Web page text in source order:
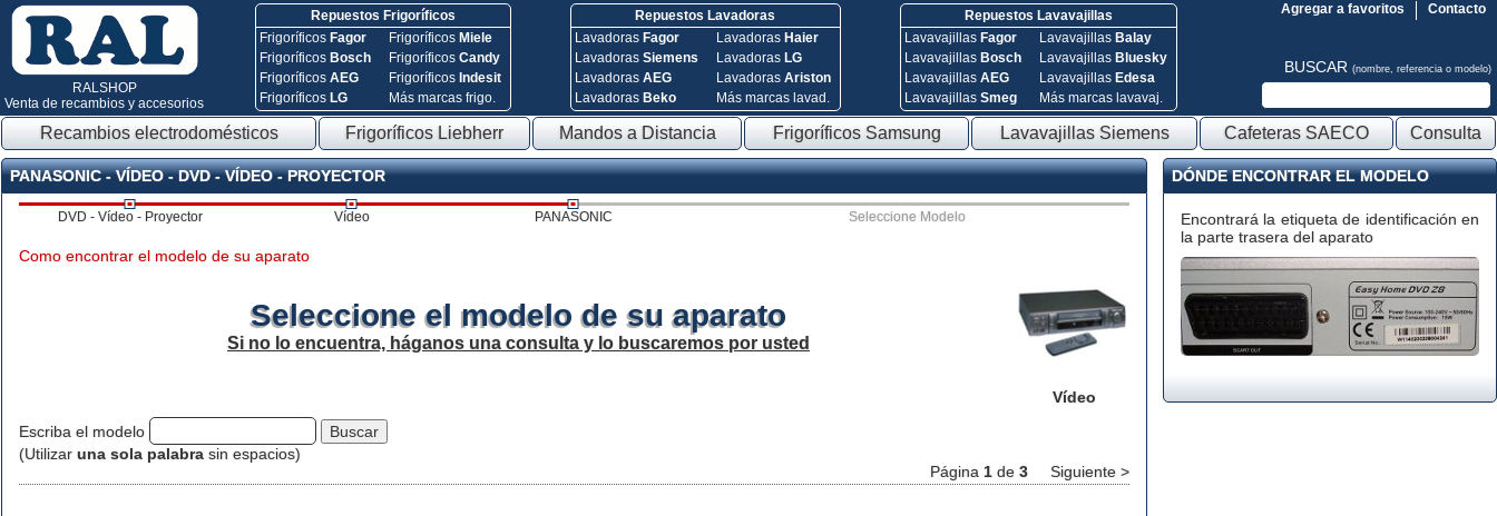
RALSHOP
Venta de recambios y accesorios
Repuestos Frigoríficos
Frigoríficos Fagor
Frigoríficos Bosch
FrigoríficosAEG
Frigoríficos LG
Frigoríficos Miele
FrigoríficosCandy
Frigoríficos Indesit
Más marcas frigo.
Repuestos Lavadoras
Lavadoras Fagor
Lavadoras Siemens
Lavadoras AEG
Lavadoras Beko
Lavadoras Haier
Lavadoras LG
Lavadoras Ariston
Más marcas lavad.
Repuestos Lavavajillas
Lavavajillas Fagor
Lavavajillas Bosch
Lavavajillas AEG
Lavavajillas Smeg
Lavavajillas Balay
Lavavajillas Bluesky
Lavavajillas Edesa
Más marcas lavavaj.
Contacto
Agregar a favoritos
BUSCAR (nombre, referencia o modelo)
Recambios electrodomésticos Frigoríficos Liebherr Mandos a Distancia Frigoríficos Samsung Lavavajillas Siemens Cafeteras SAECO Consulta
PANASONIC - VÍDEO - DVD - VÍDEO - PROYECTOR
DVD - Vídeo - Proyector Vídeo PANASONIC Seleccione Modelo
Vídeo
Como encontrar el modelo de su aparato
Seleccione el modelo de su aparato
Si no lo encuentra, háganos una consulta y lo buscaremos por usted
Escriba el modelo
(Utilizar una sola palabra sin espacios)
Página 1 de 3 Siguiente >
DÓNDE ENCONTRAR EL MODELO
Encontrará la etiqueta de identificación en
la parte trasera del aparato